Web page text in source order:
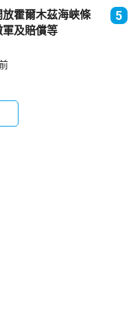
霍爾木茲海峽條
及賠償等
5